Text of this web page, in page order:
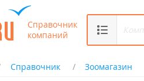
Справочник
компаний
Справочник Зоомагазин